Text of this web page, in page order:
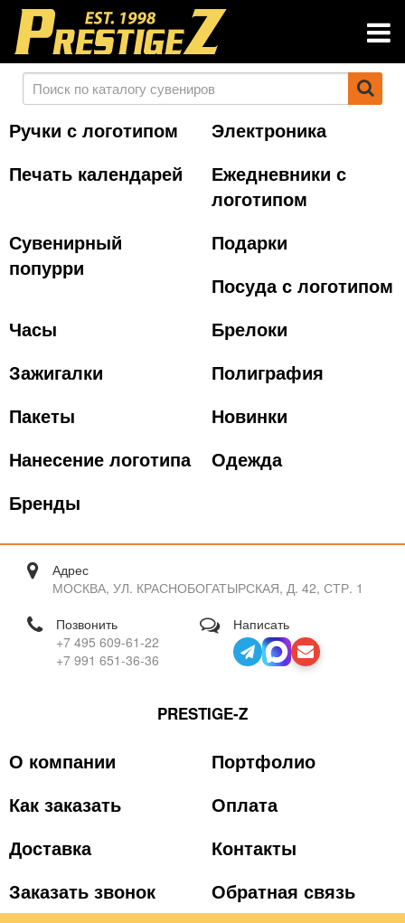
Ручки с логотипом
Электроника
Печать календарей
Ежедневники с
логотипом
Сувенирный
попурри
Подарки
Посуда с логотипом
Часы
Брелоки
Зажигалки
Полиграфия
Пакеты
Новинки
Нанесение логотипа
Одежда
Бренды
Адрес
МОСКВА, УЛ. КРАСНОБОГАТЫРСКАЯ, Д. 42, СТР. 1
Позвонить
+7 495 609-61-22
+7 991 651-36-36
Написать
PRESTIGE-Z
О компании
Портфолио
Как заказать
Оплата
Доставка
Контакты
Заказать звонок
Обратная связь